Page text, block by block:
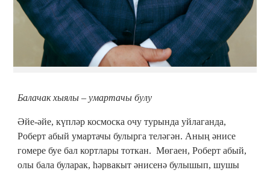
Балачак хыялы – умартачы булу
Әйе-әйе, күпләр космоска очу турында уйлаганда,
Роберт абый умартачы булырга теләгән. Аның әнисе
гомере буе бал кортлары тоткан. Мөгаен, Роберт абый,
олы бала буларак, һәрвакыт әнисенә булышып, шушы